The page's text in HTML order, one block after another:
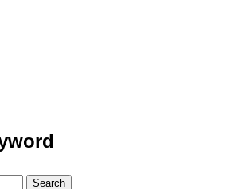
Search